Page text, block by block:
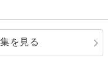
を見る